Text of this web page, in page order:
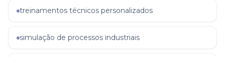
treinamentos técnicos personalizados
simulação de processos industriais